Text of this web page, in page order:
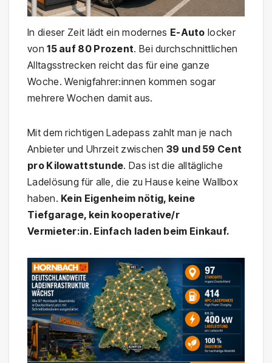
In dieser Zeit lädt ein modernes E-Auto locker
von15 auf 80 Prozent. Bei durchschnittlichen
Alltagsstrecken reicht das für eine ganze
Woche. Wenigfahrer:innen kommen sogar
mehrere Wochen damit aus.
Mit dem richtigen Ladepass zahlt man je nach
Anbieter und Uhrzeit zwischen39 und 59 Cent
pro Kilowattstunde. Das ist die alltägliche
Ladelösung für alle, die zu Hause keine Wallbox
haben. Kein Eigenheim nötig, keine
Tiefgarage, kein kooperative/r
Vermieter:in. Einfach laden beim Einkauf.